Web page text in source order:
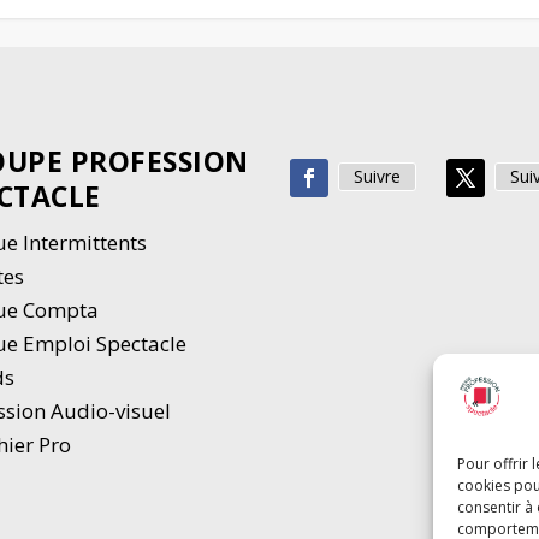
Pour offrir
cookies
consentir à
PROFESSION
Intermittents
Compta
Emploi Spectacle
Audio-visuel
Pro
Suivre